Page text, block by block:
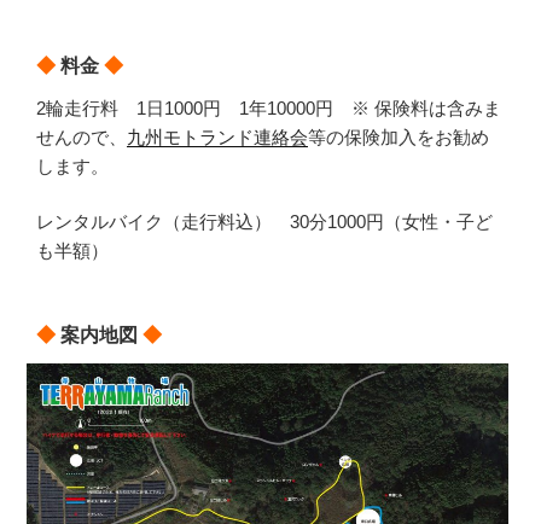
◆ 料金 ◆
2輪走行料 1日1000円 1年10000円 ※ 保険料は含みま
せんので、 九州モトランド連絡会等の保険加入をお勧め
します。
レンタルバイク（走行料込） 30分1000円（女性・子ど
も半額）
◆ 案内地図 ◆